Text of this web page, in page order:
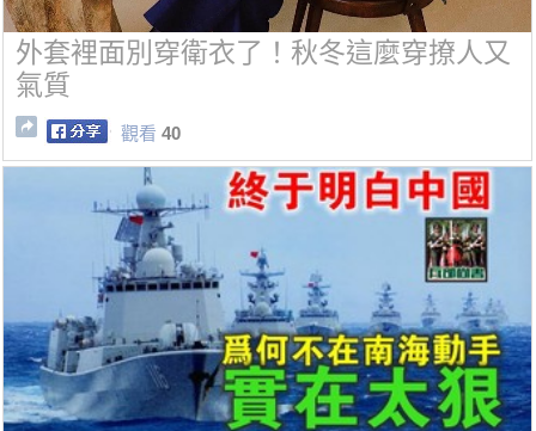
外套裡面別穿衛衣了！秋冬這麼穿撩人又
氣質
觀看 40